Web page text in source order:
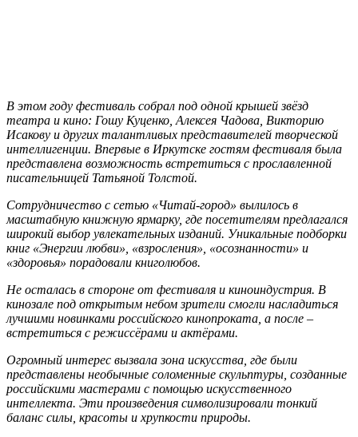
В этом году фестиваль собрал под одной крышей звёзд
театра и кино: Гошу Куценко, Алексея Чадова, Викторию
Исакову и других талантливых представителей творческой
интеллигенции. Впервые в Иркутске гостям фестиваля была
представлена возможность встретиться с прославленной
писательницей Татьяной Толстой.
Сотрудничество с сетью «Читай-город» вылилось в
масштабную книжную ярмарку, где посетителям предлагался
широкий выбор увлекательных изданий. Уникальные подборки
книг «Энергии любви», «взросления», «осознанности» и
«здоровья» порадовали книголюбов.
Не осталась в стороне от фестиваля и киноиндустрия. В
кинозале под открытым небом зрители смогли насладиться
лучшими новинками российского кинопроката, а после –
встретиться с режиссёрами и актёрами.
Огромный интерес вызвала зона искусства, где были
представлены необычные соломенные скульптуры, созданные
российскими мастерами с помощью искусственного
интеллекта. Эти произведения символизировали тонкий
баланс силы, красоты и хрупкости природы.